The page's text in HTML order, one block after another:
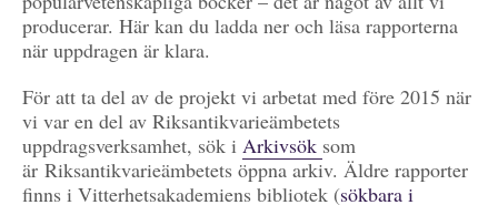
producerar. Här kan du ladda ner och läsa rapporterna
när uppdragen är klara.
För att ta del av de projekt vi arbetat med före 2015 när
vi var en del av Riksantikvarieämbetets
uppdragsverksamhet, sök i Arkivsök som
är Riksantikvarieämbetets öppna arkiv. Äldre rapporter
finns i Vitterhetsakademiens bibliotek (sökbara i